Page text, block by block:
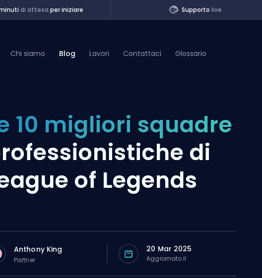
di attesa per iniziare Supporto live
Chi siamo Blog Lavori Contattaci Glossario
10 migliori squadre
di
of Legends
Anthony King
Partner
20 Mar 2025
Aggiornato il